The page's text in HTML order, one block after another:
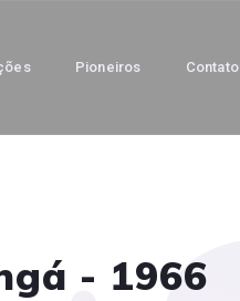
Pioneiros Contato
- 1966